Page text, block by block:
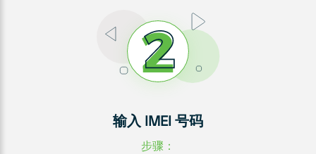
输入 IMEI 号码
步骤：